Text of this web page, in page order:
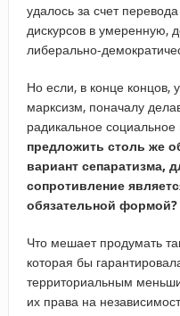
удалось за счет
дискурсов в умеренную,
либерально-
Но если, в конце концов,
марксизм, поначалу
радикальное социальное
предложить столь же
вариант сепаратизма,
сопротивление
обязательной формой?
Что мешает продумать
которая бы
территориальным
их права на